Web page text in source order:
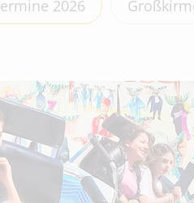
2026